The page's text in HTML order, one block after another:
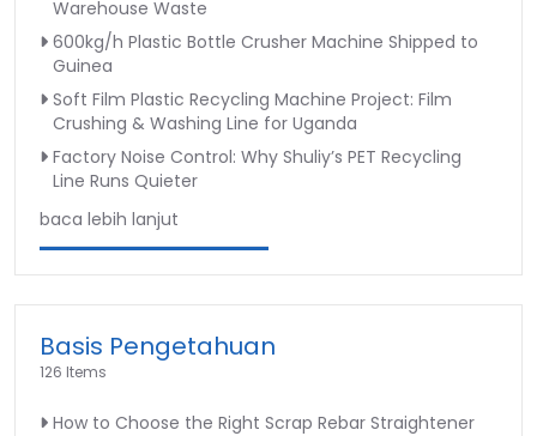
Warehouse Waste
600kg/h Plastic Bottle Crusher Machine Shipped to
Guinea
Soft Film Plastic Recycling Machine Project: Film
Crushing & Washing Line for Uganda
Factory Noise Control: Why Shuliy’s PET Recycling
Line Runs Quieter
baca lebih lanjut
Basis Pengetahuan
126 Items
How to Choose the Right Scrap Rebar Straightener